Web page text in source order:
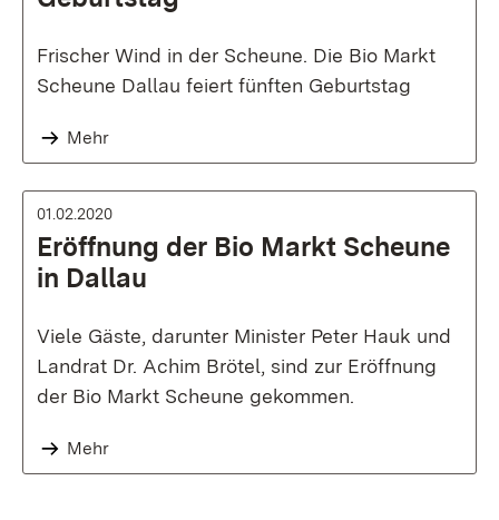
Frischer Wind in der Scheune. Die Bio Markt
Scheune Dallau feiert fünften Geburtstag
Mehr
01.02.2020
Eröffnung der Bio Markt Scheune
in Dallau
Viele Gäste, darunter Minister Peter Hauk und
Landrat Dr. Achim Brötel, sind zur Eröffnung
der Bio Markt Scheune gekommen.
Mehr